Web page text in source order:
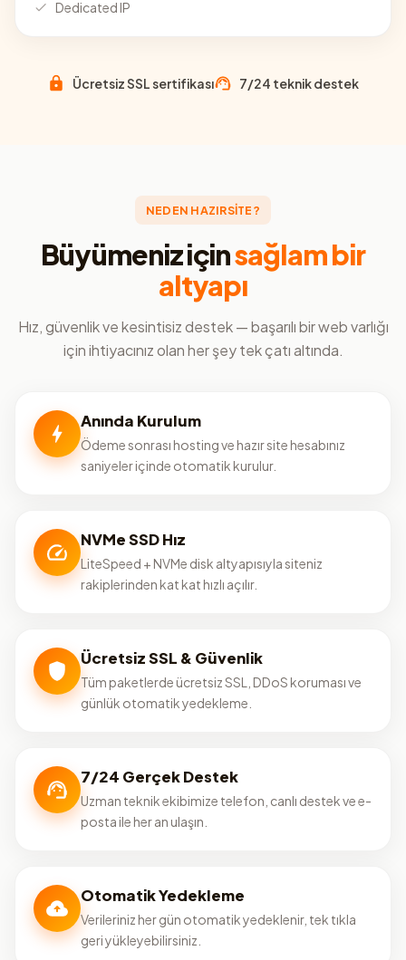
Dedicated IP
Ücretsiz SSL sertifikası 7/24 teknik destek
NEDEN HAZIRSİTE?
Büyümeniz içinsağlam bir
altyapı
Hız, güvenlik ve kesintisiz destek — başarılı bir web varlığı
için ihtiyacınız olan her şey tek çatı altında.
Anında Kurulum
Ödeme sonrası hosting ve hazır site hesabınız
saniyeler içinde otomatik kurulur.
NVMe SSD Hız
LiteSpeed + NVMe disk altyapısıyla siteniz
rakiplerinden kat kat hızlı açılır.
Ücretsiz SSL & Güvenlik
Tüm paketlerde ücretsiz SSL, DDoS koruması ve
günlük otomatik yedekleme.
7/24 Gerçek Destek
Uzman teknik ekibimize telefon, canlı destek ve e-
posta ile her an ulaşın.
Otomatik Yedekleme
Verileriniz her gün otomatik yedeklenir, tek tıkla
geri yükleyebilirsiniz.